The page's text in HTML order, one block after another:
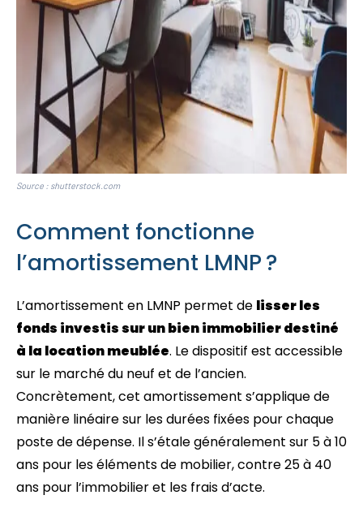
Source : shutterstock.com
Comment fonctionne
l’amortissement LMNP ?
L’amortissement en LMNP permet de lisser les
fonds investis sur un bien immobilier destiné
à la location meublée. Le dispositif est accessible
sur le marché du neuf et de l’ancien.
Concrètement, cet amortissement s’applique de
manière linéaire sur les durées fixées pour chaque
poste de dépense. Il s’étale généralement sur 5 à 10
ans pour les éléments de mobilier, contre 25 à 40
ans pour l’immobilier et les frais d’acte.